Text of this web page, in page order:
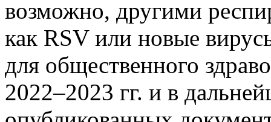
возможно, другими
как RSV или новые
для общественного
2022–2023 гг. и в